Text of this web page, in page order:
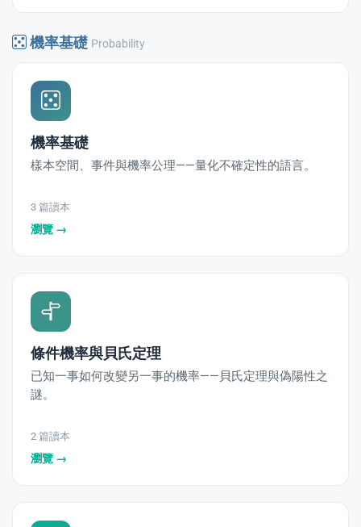
機率基礎 Probability
機率基礎
樣本空間、事件與機率公理——量化不確定性的語言。
3 篇讀本
瀏覽 →
條件機率與貝氏定理
已知一事如何改變另一事的機率——貝氏定理與偽陽性之
謎。
2 篇讀本
瀏覽 →